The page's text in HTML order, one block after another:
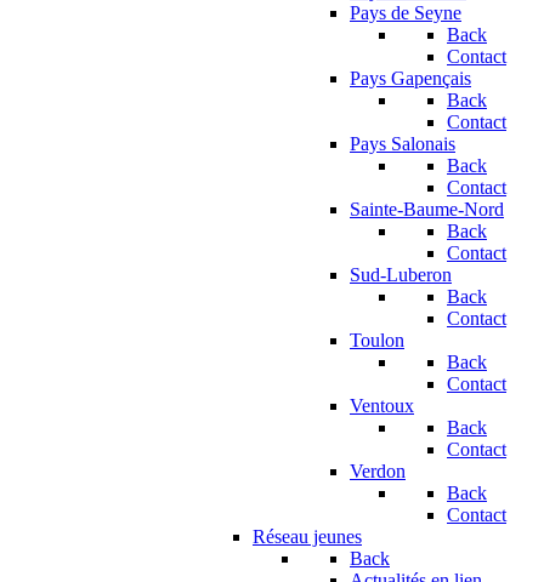
Pays de Seyne
Back
Contact
Pays Gapençais
Back
Contact
Pays Salonais
Back
Contact
Sainte-Baume-Nord
Back
Contact
Sud-Luberon
Back
Contact
Toulon
Back
Contact
Ventoux
Back
Contact
Verdon
Back
Contact
Réseau jeunes
Back